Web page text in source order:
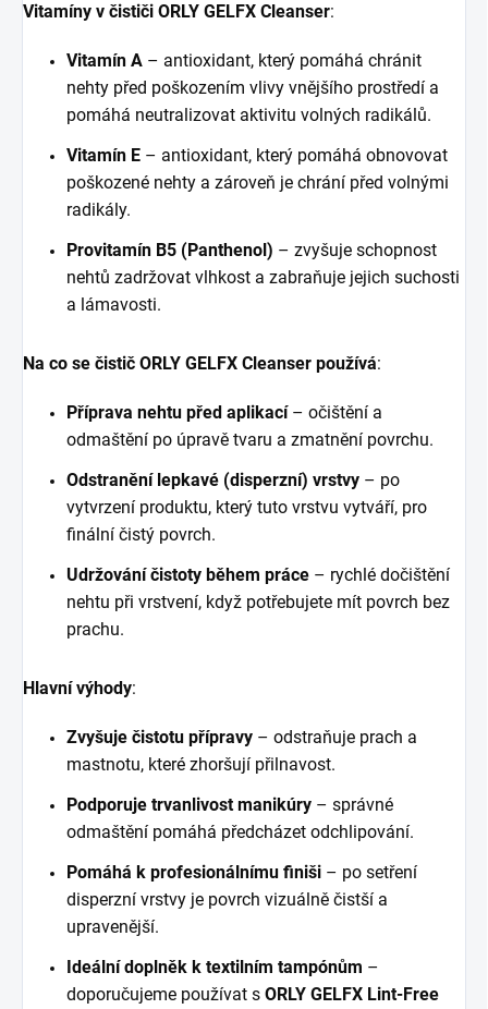
Vitamíny v čističi ORLY GELFX Cleanser:
Vitamín A – antioxidant, který pomáhá chránit
nehty před poškozením vlivy vnějšího prostředí a
pomáhá neutralizovat aktivitu volných radikálů.
Vitamín E – antioxidant, který pomáhá obnovovat
poškozené nehty a zároveň je chrání před volnými
radikály.
Provitamín B5 (Panthenol) – zvyšuje schopnost
nehtů zadržovat vlhkost a zabraňuje jejich suchosti
a lámavosti.
Na co se čistič ORLY GELFX Cleanser používá:
Příprava nehtu před aplikací– očištění a
odmaštění po úpravě tvaru a zmatnění povrchu.
Odstranění lepkavé (disperzní) vrstvy – po
vytvrzení produktu, který tuto vrstvu vytváří, pro
finální čistý povrch.
Udržování čistoty během práce – rychlé dočištění
nehtu při vrstvení, když potřebujete mít povrch bez
prachu.
Hlavní výhody:
Zvyšuje čistotu přípravy – odstraňuje prach a
mastnotu, které zhoršují přilnavost.
Podporuje trvanlivost manikúry – správné
odmaštění pomáhá předcházet odchlipování.
Pomáhá k profesionálnímu finiši – po setření
disperzní vrstvy je povrch vizuálně čistší a
upravenější.
Ideální doplněk k textilním tampónům –
doporučujeme používat s ORLY GELFX Lint-Free